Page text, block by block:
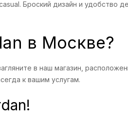
Броский дизайн и удобство
в Москве?
в наш магазин,
к вашим услугам.